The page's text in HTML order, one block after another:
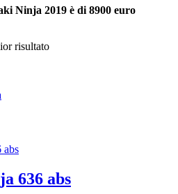
Ninja 2019 è di 8900 euro
risultato
636 abs